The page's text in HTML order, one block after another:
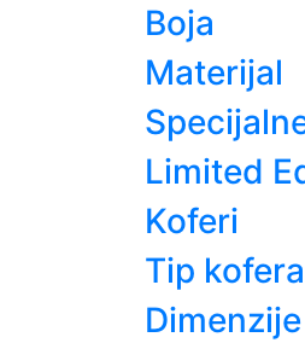
Boja
Materijal
Limited
Koferi
Tip kofera